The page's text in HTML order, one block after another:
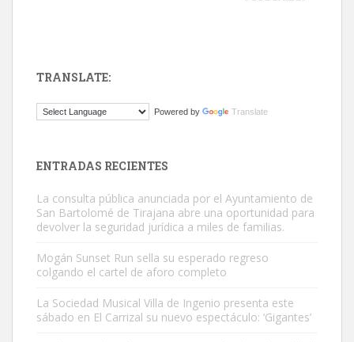
El ayuntamiento se va a llevar a Los Gatos callejeros de la zona los
Gato manso encontrado
Este gato macho ha aparecido en la calle hace menos de un mes,
es muy manso y extremadamente cari...
TRANSLATE:
Powered by Translate
ENTRADAS RECIENTES
La consulta pública anunciada por el Ayuntamiento de
San Bartolomé de Tirajana abre una oportunidad para
devolver la seguridad jurídica a miles de familias.
Mogán Sunset Run sella su esperado regreso
colgando el cartel de aforo completo
La Sociedad Musical Villa de Ingenio presenta este
sábado en El Carrizal su nuevo espectáculo: ‘Gigantes’